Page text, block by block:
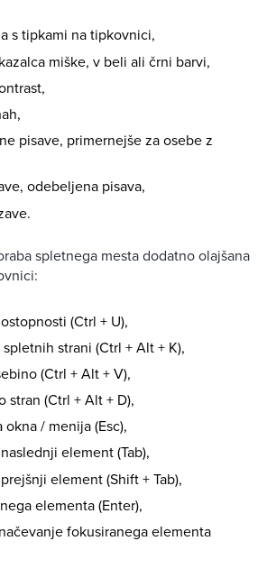
s tipkami na tipkovnici,
miške, v beli ali črni barvi,
pisave, primernejše za osebe z
odebeljena pisava,
spletnega mesta dodatno olajšana
(Ctrl + U),
strani (Ctrl + Alt + K),
(Ctrl + Alt + V),
stran (Ctrl + Alt + D),
/ menija (Esc),
element (Tab),
element (Shift + Tab),
elementa (Enter),
fokusiranega elementa